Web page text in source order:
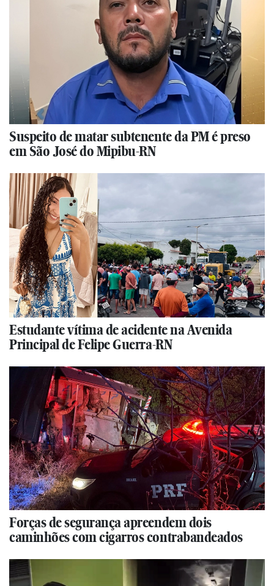
Suspeito de matar subtenente da PM é preso
em São José do Mipibu-RN
Estudante vítima de acidente na Avenida
Principal de Felipe Guerra-RN
Forças de segurança apreendem dois
caminhões com cigarros contrabandeados